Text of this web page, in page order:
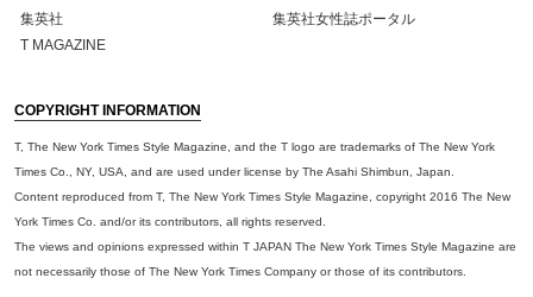
集英社
集英社女性誌ポータル
T MAGAZINE
COPYRIGHT INFORMATION
T, The New York Times Style Magazine, and the T logo are trademarks of The New York
Times Co., NY, USA, and are used under license by The Asahi Shimbun, Japan.
Content reproduced from T, The New York Times Style Magazine, copyright 2016 The New
York Times Co. and/or its contributors, all rights reserved.
The views and opinions expressed within T JAPAN The New York Times Style Magazine are
not necessarily those of The New York Times Company or those of its contributors.